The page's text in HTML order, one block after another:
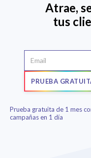
Atrae,
tus
PRUEBA
Prueba gratuita de 1 mes
campañas en 1 día